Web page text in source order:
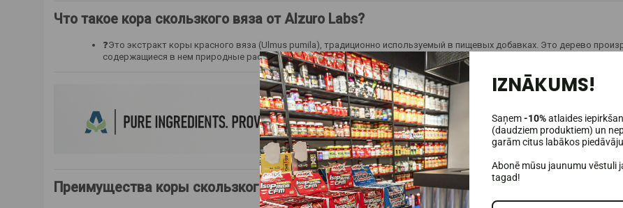
Что такое кора скользкого вяза от Alzuro Labs?
❓Это экстракт коры красного вяза (Ulmus pumila), традиционно используемый в пищевых добавках. Это дерево
содержащиеся в нем природные растительные соединения, такие как слизь, полисахариды, дубильные вещества и
Преимущества коры скользкого вяза от Alzuro Labs:
IZNĀKUMS!
Saņem-10%atlaides
(daudziem produktiem) un
garām citus labākos
Abonē mūsu jaunumu vēstuli
tagad!